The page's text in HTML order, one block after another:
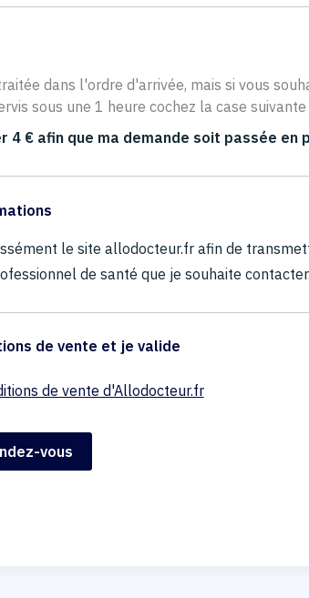
dans l'ordre d'arrivée, mais si vous
sous une 1 heure cochez la case suivante
4 € afin que ma demande soit passée en
le site allodocteur.fr afin de
de santé que je souhaite contacter.
de vente et je valide
de vente d'Allodocteur.fr